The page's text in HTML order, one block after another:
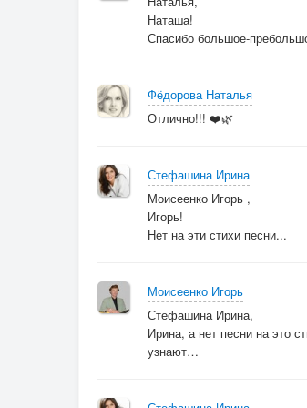
Проигрыш
Кто один в чистом поле...
Наташа!
Спасибо большое-
Фёдорова Наталья
Отлично!!! ❤️🌿
Стефашина Ирина
Моисеенко Игорь ,
Игорь!
Нет на эти стихи песни...
Моисеенко Игорь
Стефашина Ирина,
Ирина, а нет песни на это
узнают…